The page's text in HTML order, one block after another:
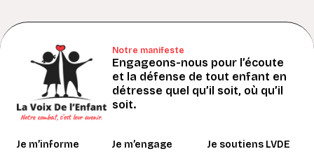
Notre manifeste
Engageons-nous pour l’écoute
et la défense de tout enfant en
détresse quel qu’il soit, où qu’il
soit.
Je m’informe Je m’engage Je soutiens LVDE